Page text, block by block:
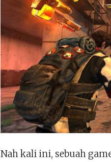
Nah kali ini, sebuah